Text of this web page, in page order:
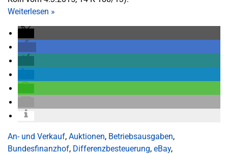
Weiterlesen »
An- und Verkauf, Auktionen, Betriebsausgaben,
Bundesfinanzhof, Differenzbesteuerung, eBay,